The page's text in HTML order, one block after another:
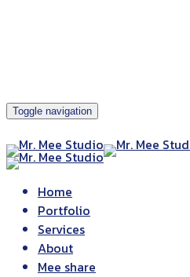
Toggle navigation
Home
Portfolio
Services
About
Mee share